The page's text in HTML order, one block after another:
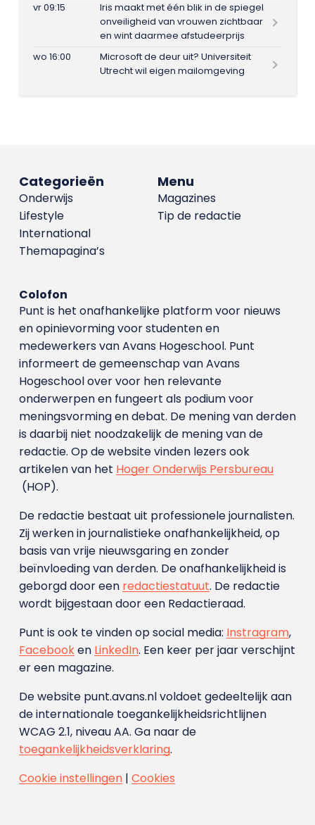
vr 09:15
Iris maakt met één blik in de spiegel
onveiligheid van vrouwen zichtbaar
en wint daarmee afstudeerprijs
wo 16:00
Microsoft de deur uit? Universiteit
Utrecht wil eigen mailomgeving
Menu
Magazines
Tip de redactie
Categorieën
Onderwijs
Lifestyle
International
Themapagina’s
Colofon
Punt is het onafhankelijke platform voor nieuws
en opinievorming voor studenten en
medewerkers van Avans Hoge­school. Punt
informeert de gemeenschap van Avans
Hogeschool over voor hen relevante
onderwerpen en fungeert als podium voor
meningsvorming en debat. De mening van derden
is daarbij niet noodzakelijk de mening van de
redactie. Op de website vinden lezers ook
artikelen van het Hoger Onderwijs Persbureau
(HOP).
De redactie bestaat uit professionele journalisten.
Zij werken in journalistieke onafhankelijkheid, op
basis van vrije nieuwsgaring en zonder
beïnvloeding van derden. De onafhankelijkheid is
geborgd door een redactiestatuut. De redactie
wordt bijgestaan door een Redactieraad.
Punt is ook te vinden op social media: Instragram,
Facebooken LinkedIn. Een keer per jaar verschijnt
er een magazine.
De website punt.avans.nl voldoet gedeeltelijk aan
de internationale toegankelijkheidsrichtlijnen
WCAG 2.1, niveau AA. Ga naar de
toegankelijkheidsverklaring.
Cookie instellingen| Cookies